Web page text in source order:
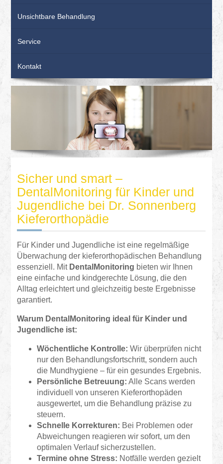
Unsichtbare Behandlung
Service
Kontakt
Sicher und smart –
DentalMonitoring für Kinder und
Jugendliche bei Dr. Sonnenberg
Kieferorthopädie
Für Kinder und Jugendliche ist eine regelmäßige
Überwachung der kieferorthopädischen Behandlung
essenziell. Mit DentalMonitoring bieten wir Ihnen
eine einfache und kindgerechte Lösung, die den
Alltag erleichtert und gleichzeitig beste Ergebnisse
garantiert.
Warum DentalMonitoring ideal für Kinder und
Jugendliche ist:
Wöchentliche Kontrolle: Wir überprüfen nicht
nur den Behandlungsfortschritt, sondern auch
die Mundhygiene – für ein gesundes Ergebnis.
Persönliche Betreuung: Alle Scans werden
individuell von unseren Kieferorthopäden
ausgewertet, um die Behandlung präzise zu
steuern.
Schnelle Korrekturen: Bei Problemen oder
Abweichungen reagieren wir sofort, um den
optimalen Verlauf sicherzustellen.
Termine ohne Stress: Notfälle werden gezielt